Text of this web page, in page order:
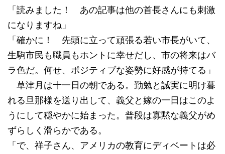
「読みました！ あの記事は他の首長さんにも刺激
になりますね」
「確かに！ 先頭に立って頑張る若い市長がいて、
生駒市民も職員もホントに幸せだし、市の将来はバ
ラ色だ。何せ、ポジティブな姿勢に好感が持てる」
草津月は十一日の朝である。勤勉と誠実に明け暮
れる旦那様を送り出して、義父と嫁の一日はこのよ
うにして穏やかに始まった。普段は寡黙な義父がめ
ずらしく滑らかである。
「で、祥子さん、アメリカの教育にディベートは必